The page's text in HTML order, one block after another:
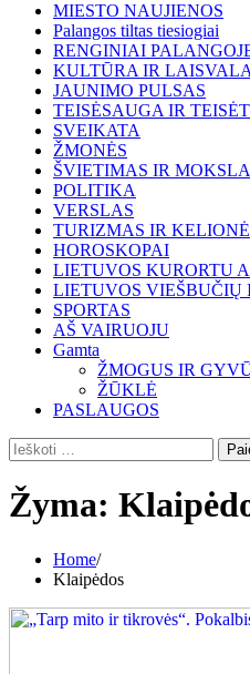
MIESTO NAUJIENOS
Palangos tiltas tiesiogiai
RENGINIAI
KULTŪRA IR
JAUNIMO PULSAS
TEISĖSAUGA IR
SVEIKATA
ŽMONĖS
ŠVIETIMAS IR
POLITIKA
VERSLAS
TURIZMAS IR
HOROSKOPAI
LIETUVOS KURORTU
LIETUVOS VIEŠBUČIŲ
SPORTAS
AŠ VAIRUOJU
Gamta
ŽMOGUS IR
ŽŪKLĖ
PASLAUGOS
Ieškoti:
Žyma:
Home
Klaipėdos